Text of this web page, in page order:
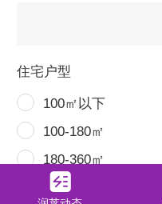
住宅户型
100㎡以下
100-180㎡
180-360㎡
360㎡以上